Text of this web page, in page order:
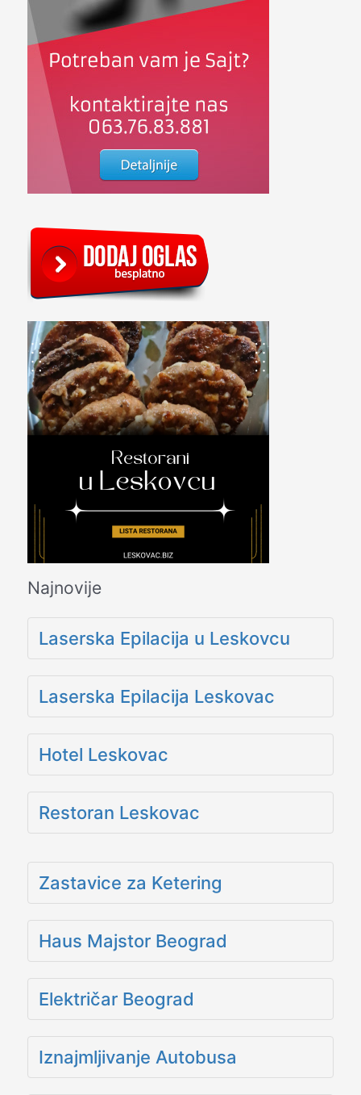
Najnovije
Laserska Epilacija u Leskovcu
Laserska Epilacija Leskovac
Hotel Leskovac
Restoran Leskovac
Zastavice za Ketering
Haus Majstor Beograd
Električar Beograd
Iznajmljivanje Autobusa